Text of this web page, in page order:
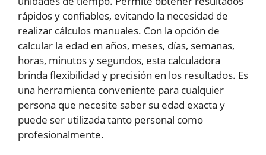
rápidos y confiables, evitando la necesidad de
realizar cálculos manuales. Con la opción de
calcular la edad en años, meses, días, semanas,
horas, minutos y segundos, esta calculadora
brinda flexibilidad y precisión en los resultados. Es
una herramienta conveniente para cualquier
persona que necesite saber su edad exacta y
puede ser utilizada tanto personal como
profesionalmente.